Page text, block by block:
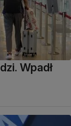
Wpadł